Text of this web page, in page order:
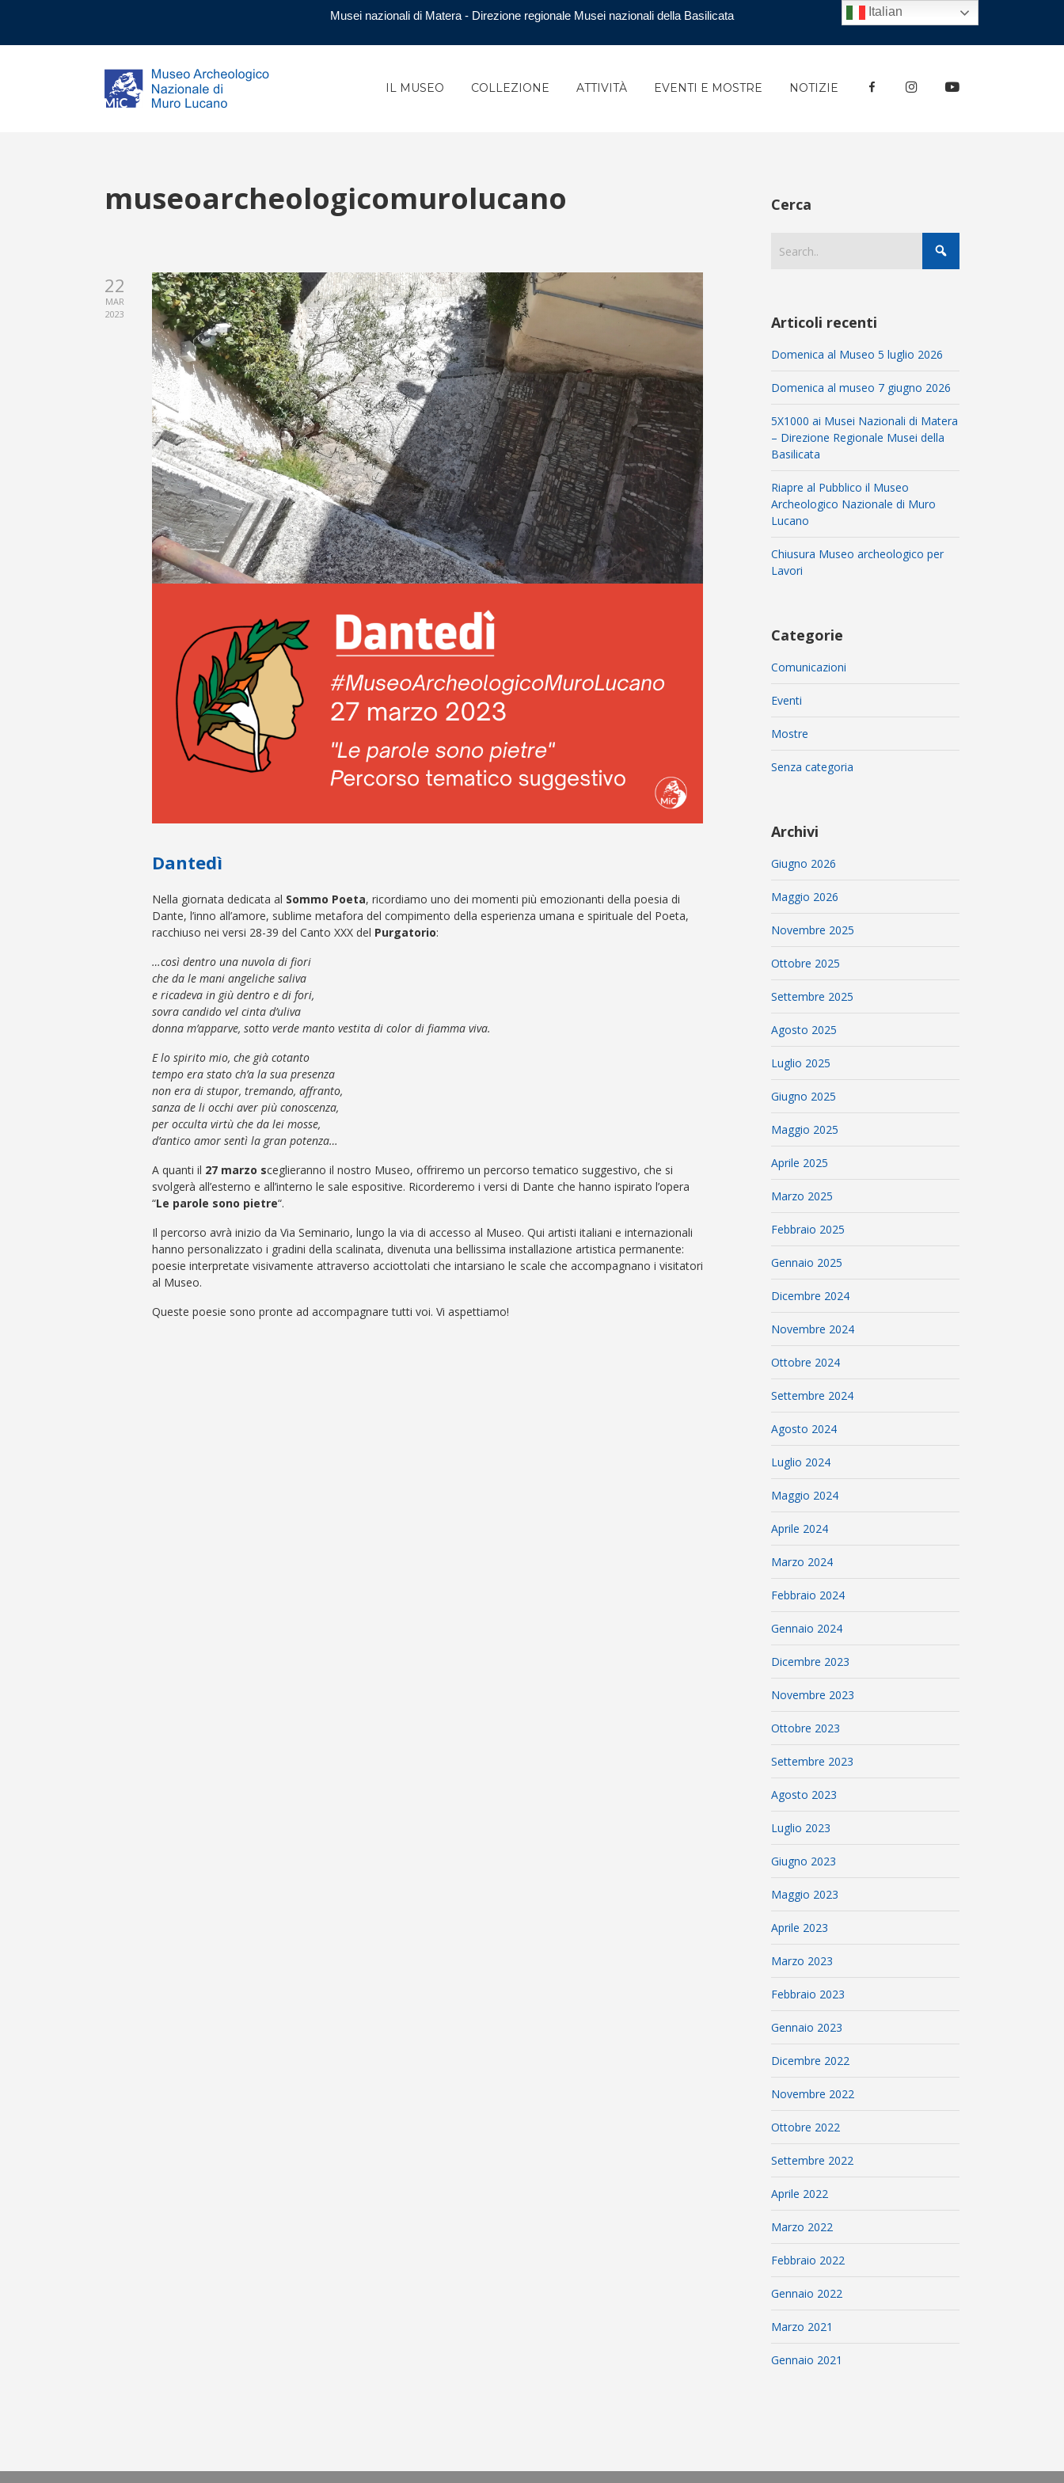
Musei nazionali di Matera - Direzione regionale Musei nazionali della Basilicata
IL MUSEO COLLEZIONE ATTIVITÀ EVENTI E MOSTRE NOTIZIE FACEBOOKINSTAGRAMYOUTUBE
museoarcheologicomurolucano
22
MAR
2023
Dantedì
Nella giornata dedicata al Sommo Poeta, ricordiamo uno dei momenti più emozionanti della poesia di
Dante, l’inno all’amore, sublime metafora del compimento della esperienza umana e spirituale del Poeta,
racchiuso nei versi 28-39 del Canto XXX del Purgatorio:
…così dentro una nuvola di fiori
che da le mani angeliche saliva
e ricadeva in giù dentro e di fori,
sovra candido vel cinta d’uliva
donna m’apparve, sotto verde manto vestita di color di fiamma viva.
E lo spirito mio, che già cotanto
tempo era stato ch’a la sua presenza
non era di stupor, tremando, affranto,
sanza de li occhi aver più conoscenza,
per occulta virtù che da lei mosse,
d’antico amor sentì la gran potenza…
A quanti il 27 marzo sceglieranno il nostro Museo, offriremo un percorso tematico suggestivo, che si
svolgerà all’esterno e all’interno le sale espositive. Ricorderemo i versi di Dante che hanno ispirato l’opera
“Le parole sono pietre“.
Il percorso avrà inizio da Via Seminario, lungo la via di accesso al Museo. Qui artisti italiani e internazionali
hanno personalizzato i gradini della scalinata, divenuta una bellissima installazione artistica permanente:
poesie interpretate visivamente attraverso acciottolati che intarsiano le scale che accompagnano i visitatori
al Museo.
Queste poesie sono pronte ad accompagnare tutti voi. Vi aspettiamo!
Cerca
Articoli recenti
Domenica al Museo 5 luglio 2026
Domenica al museo 7 giugno 2026
5X1000 ai Musei Nazionali di Matera
– Direzione Regionale Musei della
Basilicata
Riapre al Pubblico il Museo
Archeologico Nazionale di Muro
Lucano
Chiusura Museo archeologico per
Lavori
Categorie
Comunicazioni
Eventi
Mostre
Senza categoria
Archivi
Giugno 2026
Maggio 2026
Novembre 2025
Ottobre 2025
Settembre 2025
Agosto 2025
Luglio 2025
Giugno 2025
Maggio 2025
Aprile 2025
Marzo 2025
Febbraio 2025
Gennaio 2025
Dicembre 2024
Novembre 2024
Ottobre 2024
Settembre 2024
Agosto 2024
Luglio 2024
Maggio 2024
Aprile 2024
Marzo 2024
Febbraio 2024
Gennaio 2024
Dicembre 2023
Novembre 2023
Ottobre 2023
Settembre 2023
Agosto 2023
Luglio 2023
Giugno 2023
Maggio 2023
Aprile 2023
Marzo 2023
Febbraio 2023
Gennaio 2023
Dicembre 2022
Novembre 2022
Ottobre 2022
Settembre 2022
Aprile 2022
Marzo 2022
Febbraio 2022
Gennaio 2022
Marzo 2021
Gennaio 2021
Italian